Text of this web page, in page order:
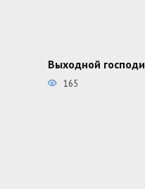
Выходной
165